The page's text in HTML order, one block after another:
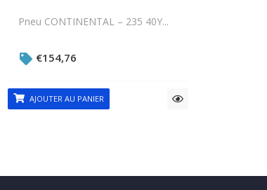
Pneu CONTINENTAL – 235 40Y...
€154,76
AJOUTER AU PANIER